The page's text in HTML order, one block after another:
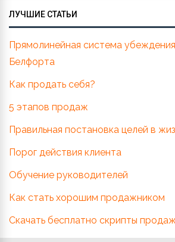
ЛУЧШИЕ СТАТЬИ
Прямолинейная система
Белфорта
Как продать себя?
5 этапов продаж
Правильная постановка целей в
Порог действия клиента
Обучение руководителей
Как стать хорошим продажником
Скачать бесплатно скрипты продаж